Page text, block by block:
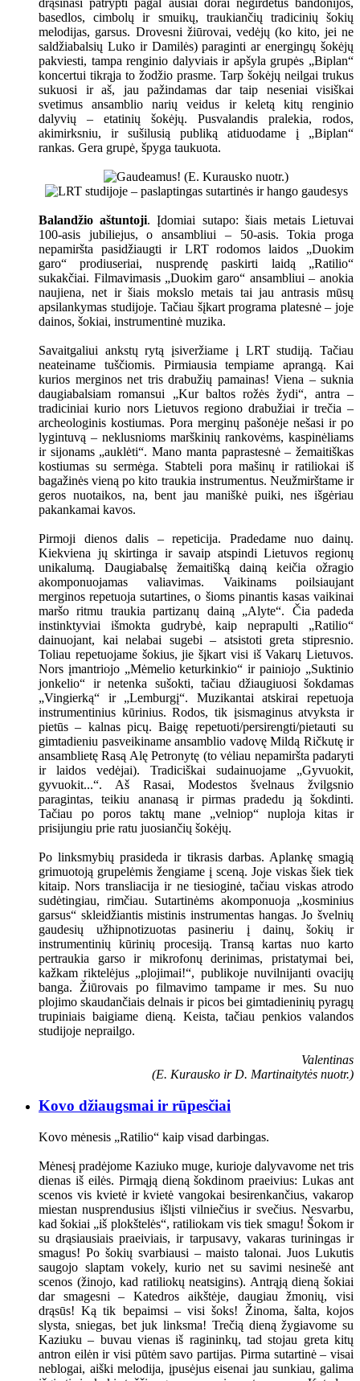
drąsinasi patrypti pagal ausiai dorai negirdėtus bandonijos,
basedlos, cimbolų ir smuikų, traukiančių tradicinių šokių
melodijas, garsus. Drovesni žiūrovai, vedėjų (ko kito, jei ne
saldžiabalsių Luko ir Damilės) paraginti ar energingų šokėjų
pakviesti, tampa renginio dalyviais ir apšyla grupės „Biplan“
koncertui tikrąja to žodžio prasme. Tarp šokėjų neilgai trukus
sukuosi ir aš, jau pažindamas dar taip neseniai visiškai
svetimus ansamblio narių veidus ir keletą kitų renginio
dalyvių – etatinių šokėjų. Pusvalandis pralekia, rodos,
akimirksniu, ir sušilusią publiką atiduodame į „Biplan“
rankas. Gera grupė, špyga taukuota.
Balandžio aštuntoji. Įdomiai sutapo: šiais metais Lietuvai
100-asis jubiliejus, o ansambliui – 50-asis. Tokia proga
nepamiršta pasidžiaugti ir LRT rodomos laidos „Duokim
garo“ prodiuseriai, nusprendę paskirti laidą „Ratilio“
sukakčiai. Filmavimasis „Duokim garo“ ansambliui – anokia
naujiena, net ir šiais mokslo metais tai jau antrasis mūsų
apsilankymas studijoje. Tačiau šįkart programa platesnė – joje
dainos, šokiai, instrumentinė muzika.
Savaitgaliui ankstų rytą įsiveržiame į LRT studiją. Tačiau
neateiname tuščiomis. Pirmiausia tempiame aprangą. Kai
kurios merginos net tris drabužių pamainas! Viena – suknia
daugiabalsiam romansui „Kur baltos rožės žydi“, antra –
tradiciniai kurio nors Lietuvos regiono drabužiai ir trečia –
archeologinis kostiumas. Pora merginų pašonėje nešasi ir po
lygintuvą – neklusnioms marškinių rankovėms, kaspinėliams
ir sijonams „auklėti“. Mano manta paprastesnė – žemaitiškas
kostiumas su sermėga. Stabteli pora mašinų ir ratiliokai iš
bagažinės vieną po kito traukia instrumentus. Neužmirštame ir
geros nuotaikos, na, bent jau maniškė puiki, nes išgėriau
pakankamai kavos.
Pirmoji dienos dalis – repeticija. Pradedame nuo dainų.
Kiekviena jų skirtinga ir savaip atspindi Lietuvos regionų
unikalumą. Daugiabalsę žemaitišką dainą keičia ožragio
akomponuojamas valiavimas. Vaikinams poilsiaujant
merginos repetuoja sutartines, o šioms pinantis kasas vaikinai
maršo ritmu traukia partizanų dainą „Alyte“. Čia padeda
instinktyviai išmokta gudrybė, kaip neprapulti „Ratilio“
dainuojant, kai nelabai sugebi – atsistoti greta stipresnio.
Toliau repetuojame šokius, jie šįkart visi iš Vakarų Lietuvos.
Nors įmantriojo „Mėmelio keturkinkio“ ir painiojo „Suktinio
jonkelio“ ir netenka sušokti, tačiau džiaugiuosi šokdamas
„Vingierką“ ir „Lemburgį“. Muzikantai atskirai repetuoja
instrumentinius kūrinius. Rodos, tik įsismaginus atvyksta ir
pietūs – kalnas picų. Baigę repetuoti/persirengti/pietauti su
gimtadieniu pasveikiname ansamblio vadovę Mildą Ričkutę ir
ansamblietę Rasą Alę Petronytę (to vėliau nepamiršta padaryti
ir laidos vedėjai). Tradiciškai sudainuojame „Gyvuokit,
gyvuokit...“. Aš Rasai, Modestos švelnaus žvilgsnio
paragintas, teikiu ananasą ir pirmas pradedu ją šokdinti.
Tačiau po poros taktų mane „velniop“ nuploja kitas ir
prisijungiu prie ratu juosiančių šokėjų.
Po linksmybių prasideda ir tikrasis darbas. Aplankę smagią
grimuotoją grupelėmis žengiame į sceną. Joje viskas šiek tiek
kitaip. Nors transliacija ir ne tiesioginė, tačiau viskas atrodo
sudėtingiau, rimčiau. Sutartinėms akomponuoja „kosminius
garsus“ skleidžiantis mistinis instrumentas hangas. Jo švelnių
gaudesių užhipnotizuotas pasineriu į dainų, šokių ir
instrumentinių kūrinių procesiją. Transą kartas nuo karto
pertraukia garso ir mikrofonų derinimas, pristatymai bei,
kažkam riktelėjus „plojimai!“, publikoje nuvilnijanti ovacijų
banga. Žiūrovais po filmavimo tampame ir mes. Su nuo
plojimo skaudančiais delnais ir picos bei gimtadieninių pyragų
trupiniais baigiame dieną. Keista, tačiau penkios valandos
studijoje neprailgo.
Valentinas
(E. Kurausko ir D. Martinaitytės nuotr.)
Kovo džiaugsmai ir rūpesčiai
Kovo mėnesis „Ratilio“ kaip visad darbingas.
Mėnesį pradėjome Kaziuko muge, kurioje dalyvavome net tris
dienas iš eilės. Pirmąją dieną šokdinom praeivius: Lukas ant
scenos vis kvietė ir kvietė vangokai besirenkančius, vakarop
miestan nusprendusius išlįsti vilniečius ir svečius. Nesvarbu,
kad šokiai „iš plokštelės“, ratiliokam vis tiek smagu! Šokom ir
su drąsiausiais praeiviais, ir tarpusavy, vakaras turiningas ir
smagus! Po šokių svarbiausi – maisto talonai. Juos Lukutis
saugojo slaptam vokely, kurio net su savimi nesinešė ant
scenos (žinojo, kad ratiliokų neatsigins). Antrąją dieną šokiai
dar smagesni – Katedros aikštėje, daugiau žmonių, visi
drąsūs! Ką tik bepaimsi – visi šoks! Žinoma, šalta, kojos
slysta, sniegas, bet juk linksma! Trečią dieną žygiavome su
Kaziuku – buvau vienas iš ragininkų, tad stojau greta kitų
antron eilėn ir visi pūtėm savo partijas. Pirma sutartinė – visai
neblogai, aiški melodija, įpusėjus eisenai jau sunkiau, galima